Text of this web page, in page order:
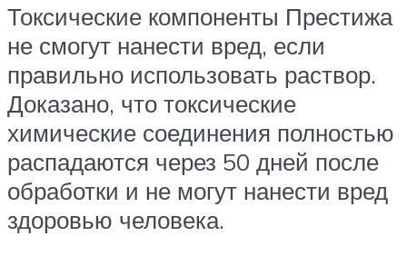
Токсические компоненты Престижа
не смогут нанести вред, если
правильно использовать раствор.
Доказано, что токсические
химические соединения полностью
распадаются через 50 дней после
обработки и не могут нанести вред
здоровью человека.